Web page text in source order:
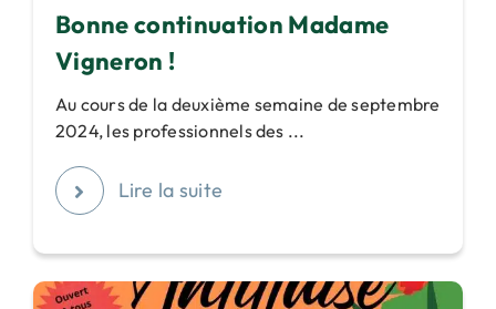
Bonne continuation Madame
Vigneron !
Au cours de la deuxième semaine de septembre
2024, les professionnels des ...
Lire la suite